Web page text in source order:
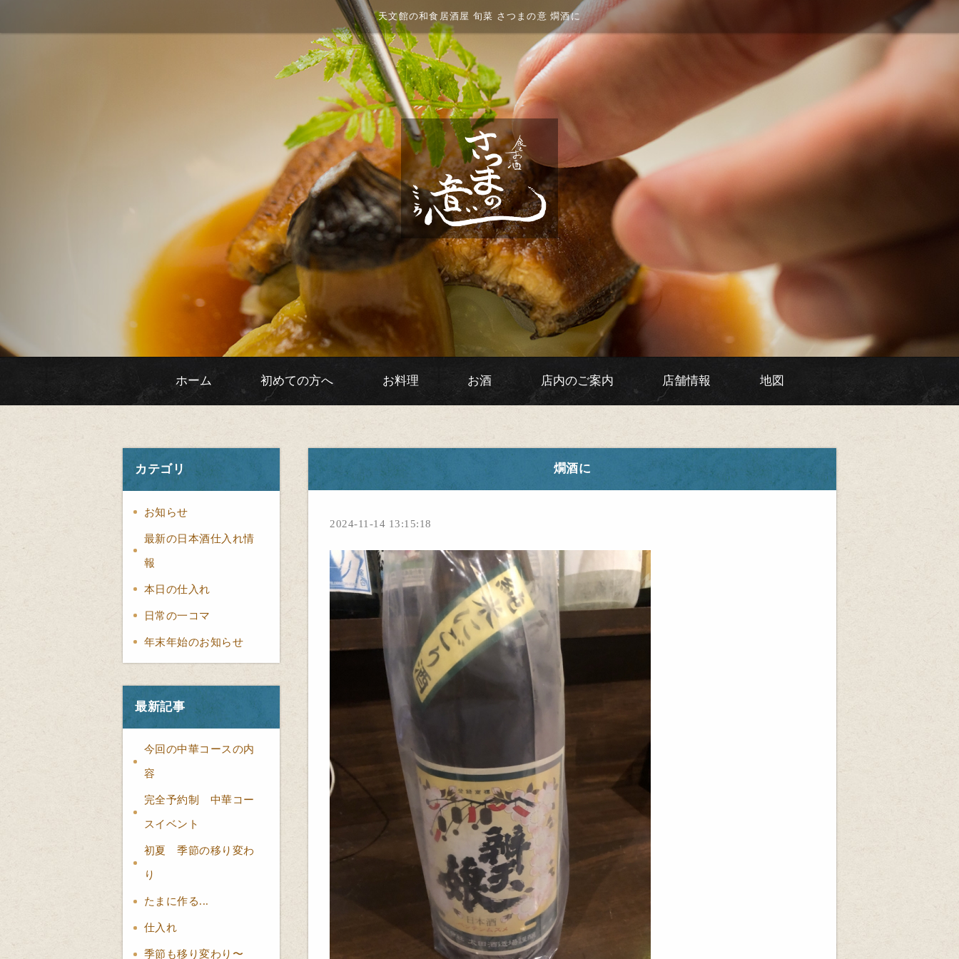
天文館の和食居酒屋 旬菜 さつまの意 燗酒に
ホーム 初めての方へ お料理 お酒 店内のご案内 店舗情報 地図
カテゴリ
お知らせ
最新の日本酒仕入れ情
報
本日の仕入れ
日常の一コマ
年末年始のお知らせ
最新記事
今回の中華コースの内
容
完全予約制 中華コー
スイベント
初夏 季節の移り変わ
り
たまに作る...
仕入れ
季節も移り変わり〜
燗酒に
2024-11-14 13:15:18